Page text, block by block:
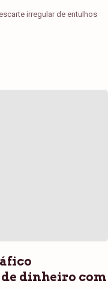
irregular de entulhos
dinheiro com